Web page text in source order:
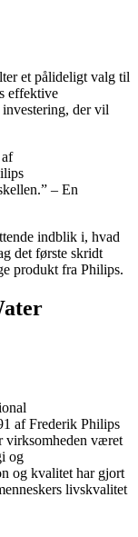
et pålideligt valg til
effektive
der vil
– En
indblik i, hvad
det første skridt
produkt fra Philips.
af Frederik Philips
virksomheden været
og
og kvalitet har gjort
livskvalitet